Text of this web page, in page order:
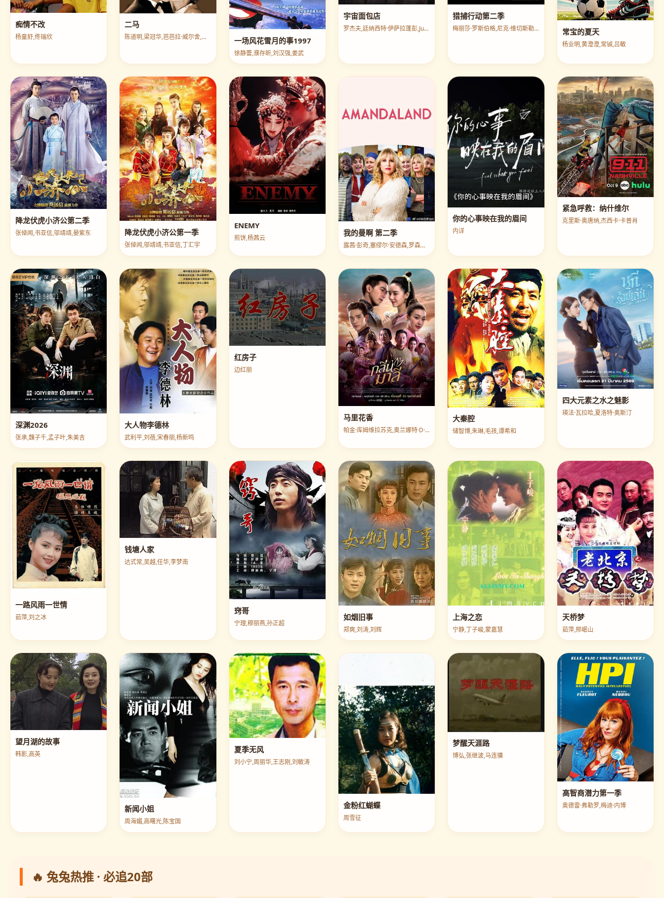
痴情不改
杨童舒,佟瑞欣
二马
陈道明,梁冠华,芭芭拉·威尔舍,王同辉 一场风花雪月的事1997
徐静蕾,濮存昕,刘汉强,姜武
宇宙面包店
罗杰夫,廷纳西特·伊萨拉蓬彭,Jun,In,Kyu
猎捕行动第二季
梅丽莎·罗斯伯格,尼克·维切斯勒,帕特里克·萨邦圭 常宝的夏天
杨业明,黄澄澄,常铖,吕敏
降龙伏虎小济公第二季
张倬闻,书亚信,邬靖靖,晏紫东 降龙伏虎小济公第一季
张倬闻,邬靖靖,书亚信,丁汇宇
ENEMY
煎饼,杨茜云
我的曼啊 第二季
露茜·彭奇,塞缪尔·安德森,罗森达·桑德尔
你的心事映在我的眉间
内详
紧急呼救：纳什维尔
克里斯·奥唐纳,杰西卡·卡普肖
深渊2026
张承,魏子千,孟子叶,朱美吉
大人物李德林
武利平,刘蓓,宋春丽,杨新鸣
红房子
边红丽
马里花香
帕金·库姆维拉苏克,奥兰娜特·D·卡芭蕾斯
大秦腔
储智博,朱琳,毛孩,谭希和
四大元素之水之魅影
瑛法·瓦拉哈,夏洛特·奥斯汀
一路风雨一世情
茹萍,刘之冰
钱塘人家
达式常,吴越,任华,李梦南
窍哥
宁理,穆丽燕,孙正超
如烟旧事
郑爽,刘涛,刘辉
上海之恋
宁静,丁子峻,蒙嘉慧
天桥梦
茹萍,邢岷山
望月湖的故事
韩影,高英
新闻小姐
周海媚,高曙光,陈宝国
夏季无风
刘小宁,周丽华,王志刚,刘敏涛
金粉红蝴蝶
周雪征
梦醒天涯路
博弘,张继波,马连骥
高智商潜力第一季
奥德雷·弗勒罗,梅迪·内博
🔥 兔兔热推 · 必追20部